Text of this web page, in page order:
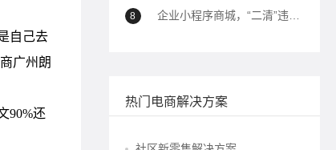
8 企业小程序商城，“二清”违规封禁的解决方案
热门电商解决方案